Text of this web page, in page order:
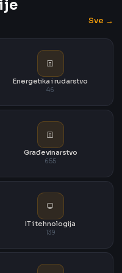
Sve →
Energetika i rudarstvo
46
Građevinarstvo
655
IT i tehnologija
139